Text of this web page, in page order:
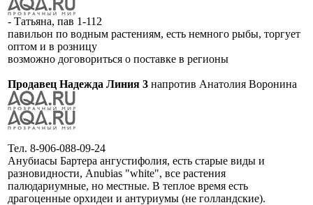
- Татьяна, пав 1-112
павильон по водным растениям, есть немного рыбы, торгует
оптом и в розницу
возможно договориться о поставке в регионы
Продавец Надежда Линия 3 напротив Анатолия Воронина
Тел. 8-906-088-09-24
Анубиасы Бартера ангустифолия, есть старые виды и
разновидности, Anubias "white", все растения
палюдариумные, но местные. В теплое время есть
драгоценные орхидеи и антуриумы (не голландские).